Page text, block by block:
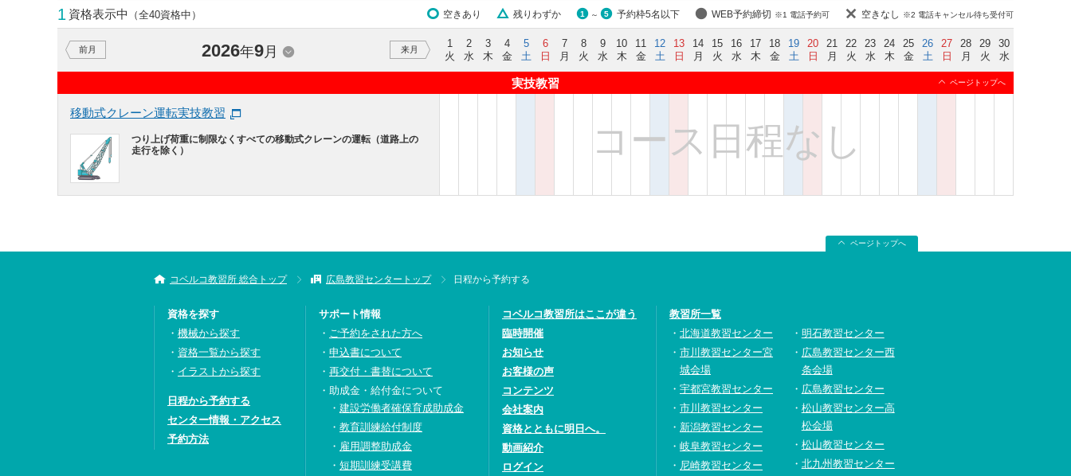
1 資格表示中 （全40資格中） 空きあり 残りわずか 1 ～ 5 予約枠5名以下 WEB予約締切 ※1 電話予約可 空きなし ※2 電話キャンセル待ち受付可
前月 2026年9月 来月
1
火
2
水
3
木
4
金
5
土
6
日
7
月
8
火
9
水
10
木
11
金
12
土
13
日
14
月
15
火
16
水
17
木
18
金
19
土
20
日
21
月
22
火
23
水
24
木
25
金
26
土
27
日
28
月
29
火
30
水
実技教習 ページトップへ
移動式クレーン運転実技教習
つり上げ荷重に制限なくすべての移動式クレーンの運転（道路上の
走行を除く）
コース日程なし
ページトップへ
コベルコ教習所 総合トップ 広島教習センタートップ 日程から予約する
資格を探す
機械から探す
資格一覧から探す
イラストから探す
日程から予約する
センター情報・アクセス
予約方法
サポート情報
ご予約をされた方へ
申込書について
再交付・書替について
助成金・給付金について
建設労働者確保育成助成金
教育訓練給付制度
雇用調整助成金
短期訓練受講費
コベルコ教習所はここが違う
臨時開催
お知らせ
お客様の声
コンテンツ
会社案内
資格とともに明日へ。
動画紹介
ログイン
教習所一覧
北海道教習センター
市川教習センター宮
城会場
宇都宮教習センター
市川教習センター
新潟教習センター
岐阜教習センター
尼崎教習センター
明石教習センター
広島教習センター西
条会場
広島教習センター
松山教習センター高
松会場
松山教習センター
北九州教習センター